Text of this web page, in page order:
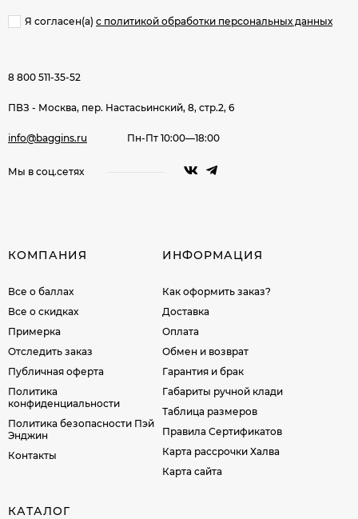
Я согласен(a) с политикой обработки персональных данных
8 800 511-35-52
ПВЗ - Москва, пер. Настасьинский, 8, стр.2, 6
info@baggins.ru Пн-Пт 10:00—18:00
Мы в соц.сетях
КОМПАНИЯ
Все о баллах
Все о скидках
Примерка
Отследить заказ
Публичная оферта
Политика
конфиденциальности
Политика безопасности Пэй
Энджин
Контакты
ИНФОРМАЦИЯ
Как оформить заказ?
Доставка
Оплата
Обмен и возврат
Гарантия и брак
Габариты ручной клади
Таблица размеров
Правила Сертификатов
Карта рассрочки Халва
Карта сайта
КАТАЛОГ